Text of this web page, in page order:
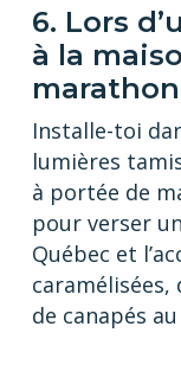
6. Lors
à la
Installe-toi
lumières
à portée de
pour verser
Québec et
de canapés